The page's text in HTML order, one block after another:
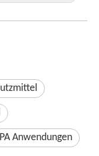
PA Anwendungen